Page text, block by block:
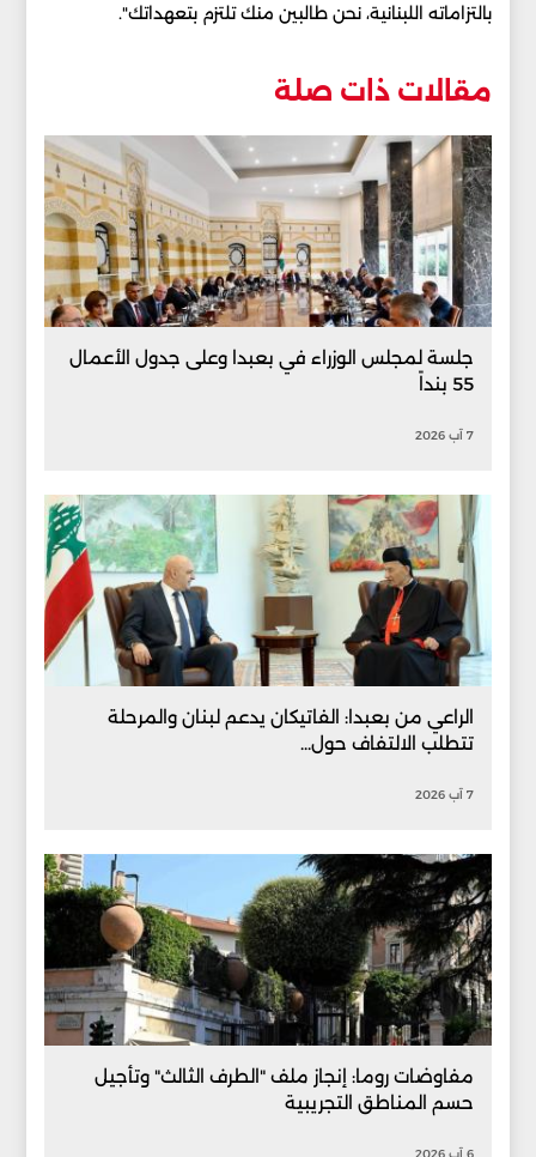
بالتزاماته اللبنانية، نحن طالبين منك تلتزم بتعهداتك".
مقالات ذات صلة
جلسة لمجلس الوزراء في بعبدا وعلى جدول الأعمال
55 بنداً
7 آب 2026
الراعي من بعبدا: الفاتيكان يدعم لبنان والمرحلة
تتطلب الالتفاف حول...
7 آب 2026
مفاوضات روما: إنجاز ملف "الطرف الثالث" وتأجيل
حسم المناطق التجريبية
6 آب 2026